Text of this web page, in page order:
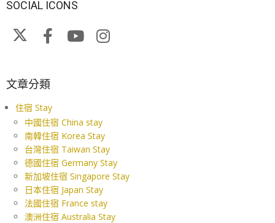
SOCIAL ICONS
文章分類
住宿 Stay
中國住宿 China stay
南韓住宿 Korea Stay
台灣住宿 Taiwan Stay
德國住宿 Germany Stay
新加坡住宿 Singapore Stay
日本住宿 Japan Stay
法國住宿 France stay
澳洲住宿 Australia Stay